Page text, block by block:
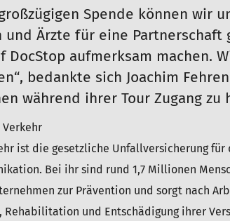
Spende können wir
und Ärzte für eine Partnerschaft
DocStop aufmerksam machen.
bedankte sich Joachim
während ihrer Tour Zugang zu
Verkehr
ist die gesetzliche Unfallversicherung
Bei ihr sind rund 1,7 Millionen
zur Prävention und sorgt nach
Rehabilitation und Entschädigung ihrer